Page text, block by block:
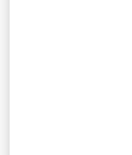
2. QUELLES SONT
CONNAITRE
MINOXIDIL
solution pour
N’utilisez jamais
CONSEIL 5 %,
● si vous êtes
à l’un des